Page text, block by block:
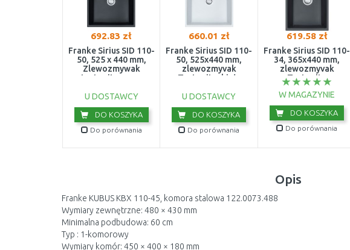
692.83 zł
Franke Sirius SID 110-
50, 525 x 440 mm,
Zlewozmywak
tectonite, onyx
U DOSTAWCY
DO KOSZYKA
Do porównania
660.01 zł
Franke Sirius SID 110-
50, 525x440 mm,
zlewozmyvak
Tectonite, biały
U DOSTAWCY
DO KOSZYKA
Do porównania
619.58 zł
Franke Sirius SID 110-
34, 365x440 mm,
zlewozmyvak
Tectonite
Onyx+125.0331.031
W MAGAZYNIE
DO KOSZYKA
Do porównania
Opis
Franke KUBUS KBX 110-45, komora stalowa 122.0073.488
Wymiary zewnętrzne: 480 × 430 mm
Minimalna podbudowa: 60 cm
Typ : 1-komorowy
Wymiary komór: 450 × 400 × 180 mm